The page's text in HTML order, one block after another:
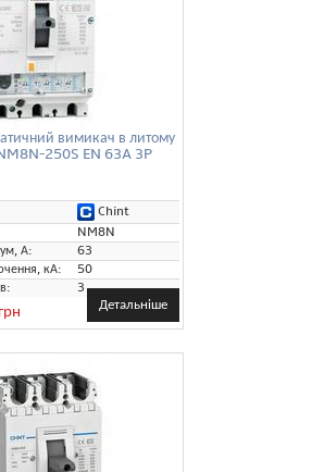
вимикач в литому
250S EN 63A 3P
Chint
NM8N
А:
63
кА:
50
3
Детальніше